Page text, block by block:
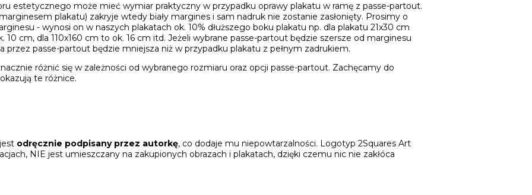
estetycznego może mieć wymiar praktyczny w przypadku oprawy plakatu w ramę z passe-partout.
plakatu) zakryje wtedy biały margines i sam nadruk nie zostanie zasłonięty. Prosimy o
- wynosi on w naszych plakatach ok. 10% dłuższego boku plakatu np. dla plakatu 21x30 cm
cm, dla 110x160 cm to ok. 16 cm itd. Jeżeli wybrane passe-partout będzie szersze od marginesu
przez passe-partout będzie mniejsza niż w przypadku plakatu z pełnym zadrukiem.
różnić się w zależności od wybranego rozmiaru oraz opcji passe-partout. Zachęcamy do
te różnice.
odręcznie podpisany przez autorkę, co dodaje mu niepowtarzalności. Logotyp 2Squares Art
NIE jest umieszczany na zakupionych obrazach i plakatach, dzięki czemu nic nie zakłóca